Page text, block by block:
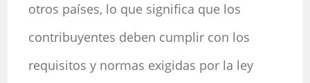
otros países, lo que significa que los
contribuyentes deben cumplir con los
requisitos y normas exigidas por la ley